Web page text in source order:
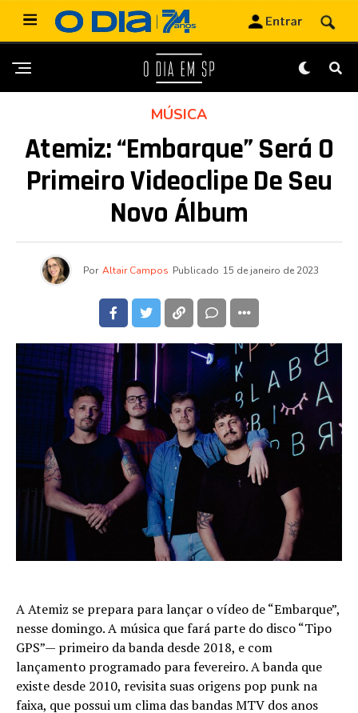
MÚSICA
Atemiz: “Embarque” Será O
Primeiro Videoclipe De Seu
Novo Álbum
Por Altair Campos Publicado 15 de janeiro de 2023
A Atemiz se prepara para lançar o vídeo de “Embarque”,
nesse domingo. A música que fará parte do disco “Tipo
GPS”— primeiro da banda desde 2018, e com
lançamento programado para fevereiro. A banda que
existe desde 2010, revisita suas origens pop punk na
faixa, que possui um clima das bandas MTV dos anos